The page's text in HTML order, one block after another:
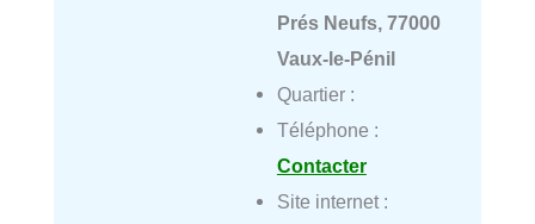
Prés Neufs, 77000
Vaux-le-Pénil
Quartier :
Téléphone :
Contacter
Site internet :